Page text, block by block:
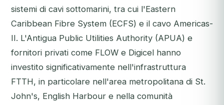
sistemi di cavi sottomarini, tra cui l'Eastern
Caribbean Fibre System (ECFS) e il cavo Americas-
II. L'Antigua Public Utilities Authority (APUA) e
fornitori privati come FLOW e Digicel hanno
investito significativamente nell'infrastruttura
FTTH, in particolare nell'area metropolitana di St.
John's, English Harbour e nella comunità